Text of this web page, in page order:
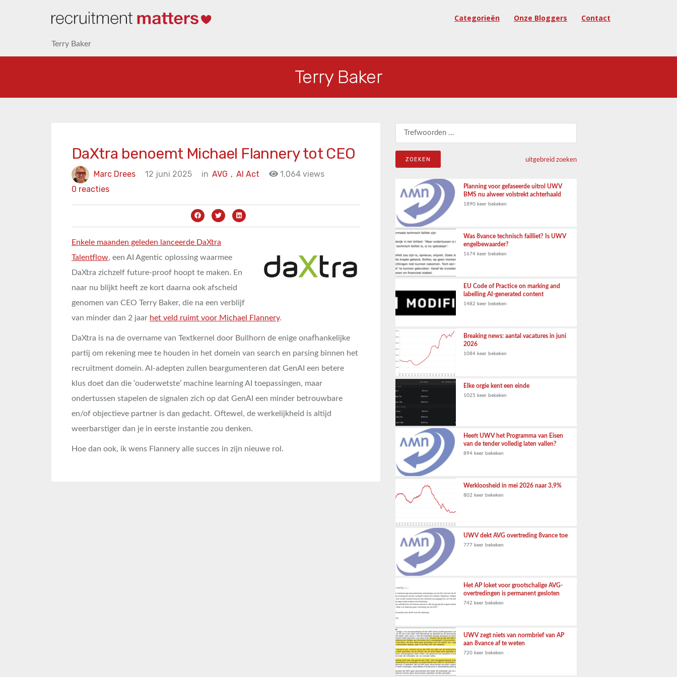
Categorieën Onze Bloggers Contact
Terry Baker
Terry Baker
DaXtra benoemt Michael Flannery tot CEO
Marc Drees 12 juni 2025 in AI Act
AVG ,
1.064 views
0 reacties
Enkele maanden geleden lanceerde DaXtra
Talentflow, een AI Agentic oplossing waarmee
DaXtra zichzelf future-proof hoopt te maken. En
naar nu blijkt heeft ze kort daarna ook afscheid
genomen van CEO Terry Baker, die na een verblijf
van minder dan 2 jaar het veld ruimt voor Michael Flannery.
DaXtra is na de overname van Textkernel door Bullhorn de enige onafhankelijke
partij om rekening mee te houden in het domein van search en parsing binnen het
recruitment domein. AI-adepten zullen beargumenteren dat GenAI een betere
klus doet dan die ‘ouderwetste’ machine learning AI toepassingen, maar
ondertussen stapelen de signalen zich op dat GenAI een minder betrouwbare
en/of objectieve partner is dan gedacht. Oftewel, de werkelijkheid is altijd
weerbarstiger dan je in eerste instantie zou denken.
Hoe dan ook, ik wens Flannery alle succes in zijn nieuwe rol.
Zoeken naar:
uitgebreid zoeken
Planning voor gefaseerde uitrol UWV
BMS nu alweer volstrekt achterhaald
1890 keer bekeken
Was 8vance technisch failliet? Is UWV
engelbewaarder?
1674 keer bekeken
EU Code of Practice on marking and
labelling AI-generated content
1482 keer bekeken
Breaking news: aantal vacatures in juni
2026
1084 keer bekeken
Elke orgie kent een einde
1025 keer bekeken
Heeft UWV het Programma van Eisen
van de tender volledig laten vallen?
894 keer bekeken
Werkloosheid in mei 2026 naar 3,9%
802 keer bekeken
UWV dekt AVG overtreding 8vance toe
777 keer bekeken
Het AP loket voor grootschalige AVG-
overtredingen is permanent gesloten
742 keer bekeken
UWV zegt niets van normbrief van AP
aan 8vance af te weten
720 keer bekeken